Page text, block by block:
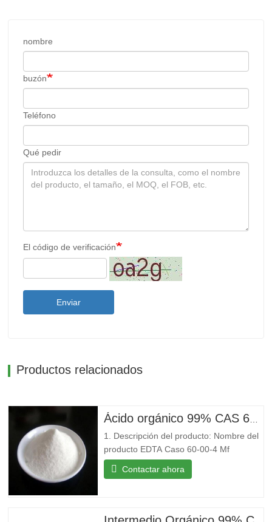
nombre
buzón
Teléfono
Qué pedir
El código de verificación
Enviar
Productos relacionados
1. Descripción del producto: Nombre del
producto EDTA Caso 60-00-4 Mf
C10H16N2O8 Mw 292.24 EINECS 200-
449-4 Punto de fusión 250 °C (dic.)(lit.)
Almacenamiento...
Contactar ahora